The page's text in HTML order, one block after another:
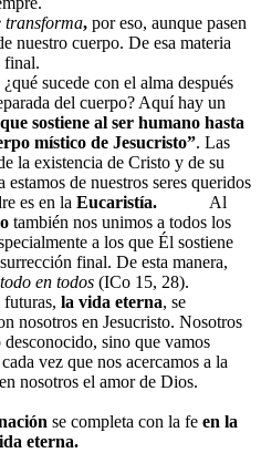
transforma, por eso, aunque pasen
nuestro cuerpo. De esa materia
final.
sucede con el alma después
del cuerpo? Aquí hay un
sostiene al ser humano hasta
místico de Jesucristo”. Las
la existencia de Cristo y de su
de nuestros seres queridos
es en la Eucaristía.
Al
también nos unimos a todos los
a los que Él sostiene
final. De esta manera,
todo en todos (ICo 15, 28).
la vida eterna, se
nosotros en Jesucristo. Nosotros
sino que vamos
vez que nos acercamos a la
nosotros el amor de Dios.
se completa con la fe en la
eterna.